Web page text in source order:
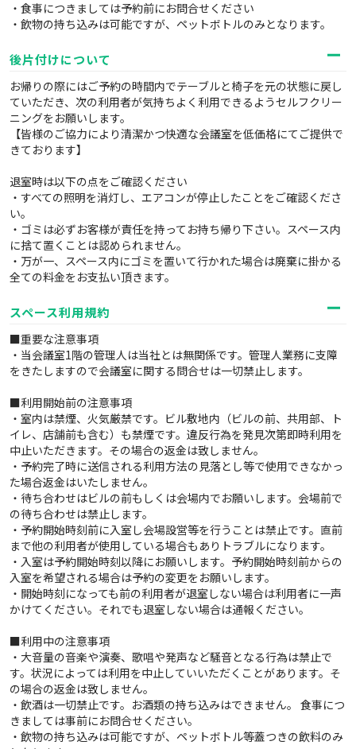
・食事につきましては予約前にお問合せください
・飲物の持ち込みは可能ですが、ペットボトルのみとなります。
後片付けについて
お帰りの際にはご予約の時間内でテーブルと椅子を元の状態に戻し
ていただき、次の利用者が気持ちよく利用できるようセルフクリー
ニングをお願いします。
【皆様のご協力により清潔かつ快適な会議室を低価格にてご提供で
きております】
退室時は以下の点をご確認ください
・すべての照明を消灯し、エアコンが停止したことをご確認くださ
い。
・ゴミは必ずお客様が責任を持ってお持ち帰り下さい。スペース内
に捨て置くことは認められません。
・万が一、スペース内にゴミを置いて行かれた場合は廃棄に掛かる
全ての料金をお支払い頂きます。
スペース利用規約
■重要な注意事項
・当会議室1階の管理人は当社とは無関係です。管理人業務に支障
をきたしますので会議室に関する問合せは一切禁止します。
■利用開始前の注意事項
・室内は禁煙、火気厳禁です。ビル敷地内（ビルの前、共用部、ト
イレ、店舗前も含む）も禁煙です。違反行為を発見次第即時利用を
中止いただきます。その場合の返金は致しません。
・予約完了時に送信される利用方法の見落とし等で使用できなかっ
た場合返金はいたしません。
・待ち合わせはビルの前もしくは会場内でお願いします。会場前で
の待ち合わせは禁止します。
・予約開始時刻前に入室し会場設営等を行うことは禁止です。直前
まで他の利用者が使用している場合もありトラブルになります。
・入室は予約開始時刻以降にお願いします。予約開始時刻前からの
入室を希望される場合は予約の変更をお願いします。
・開始時刻になっても前の利用者が退室しない場合は利用者に一声
かけてください。それでも退室しない場合は通報ください。
■利用中の注意事項
・大音量の音楽や演奏、歌唱や発声など騒音となる行為は禁止で
す。状況によっては利用を中止していいただくことがあります。そ
の場合の返金は致しません。
・飲酒は一切禁止です。お酒類の持ち込みはできません。 食事につ
きましては事前にお問合せください。
・飲物の持ち込みは可能ですが、ペットボトル等蓋つきの飲料のみ